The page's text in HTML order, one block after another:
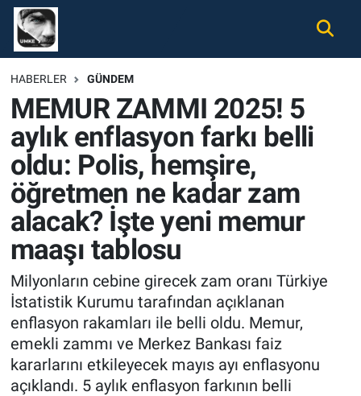
HABERLER GÜNDEM
MEMUR ZAMMI 2025! 5
aylık enflasyon farkı belli
oldu: Polis, hemşire,
öğretmen ne kadar zam
alacak? İşte yeni memur
maaşı tablosu
Milyonların cebine girecek zam oranı Türkiye
İstatistik Kurumu tarafından açıklanan
enflasyon rakamları ile belli oldu. Memur,
emekli zammı ve Merkez Bankası faiz
kararlarını etkileyecek mayıs ayı enflasyonu
açıklandı. 5 aylık enflasyon farkının belli
Gündem
Ekonomi
Spor
Magazin
Tüm Haberler
İletişim
Künye
Nöbetçi Eczaneler
Hava Durumu
Namaz Vakitleri
Trafik Durumu
Süper Lig Puan Durumu ve Fikstür
Tüm Manşetler
Son Dakika Haberleri
Haber Arşivi